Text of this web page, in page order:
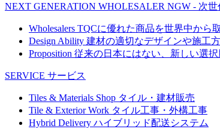
NEXT GENERATION WHOLESALER NGW - 次
Wholesalers TQCに優れた商品を世界中から
Design Ability 建材の適切なデザインや施工
Proposition 従来の日本にはない、新しい選択
SERVICE サービス
Tiles & Materials Shop タイル・建材販売
Tile & Exterior Work タイル工事・外構工事
Hybrid Delivery ハイブリッド配送システム